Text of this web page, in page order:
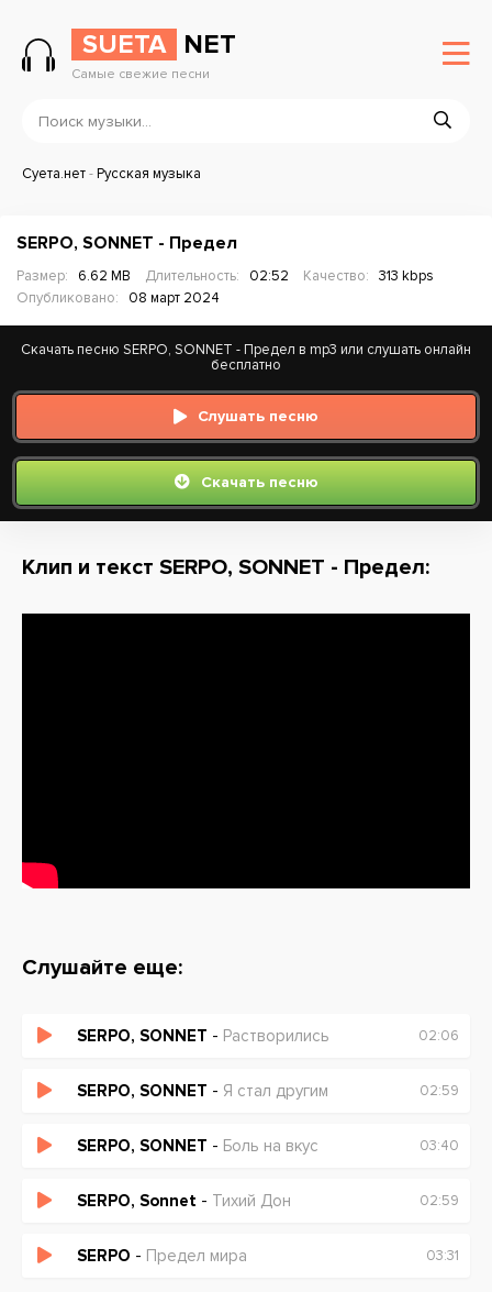
SUETA NET
Самые свежие песни
Суета.нет-Русская музыка
SERPO, SONNET - Предел
Размер: 6.62 MB Длительность: 02:52 Качество:
313 kbps
Опубликовано:
08 март 2024
Скачать песню SERPO, SONNET - Предел в mp3 или слушать онлайн
бесплатно
Слушать песню
Скачать песню
Клип и текст SERPO, SONNET - Предел:
Слушайте еще:
SERPO, SONNET - Растворились 02:06
SERPO, SONNET - Я стал другим 02:59
SERPO, SONNET - Боль на вкус 03:40
SERPO, Sonnet - Тихий Дон 02:59
SERPO - Предел мира 03:31